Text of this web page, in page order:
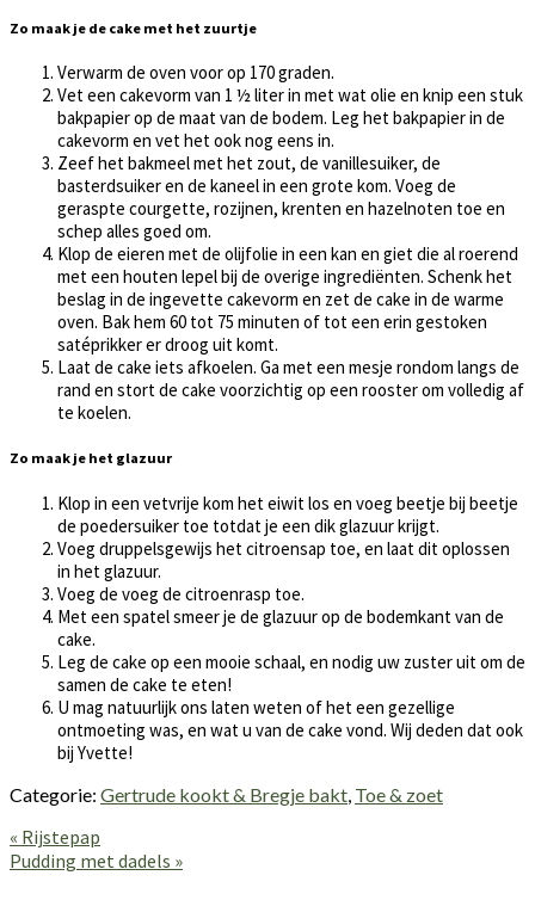
Zo maak je de cake met het zuurtje
Verwarm de oven voor op 170 graden.
Vet een cakevorm van 1 ½ liter in met wat olie en knip een stuk
bakpapier op de maat van de bodem. Leg het bakpapier in de
cakevorm en vet het ook nog eens in.
Zeef het bakmeel met het zout, de vanillesuiker, de
basterdsuiker en de kaneel in een grote kom. Voeg de
geraspte courgette, rozijnen, krenten en hazelnoten toe en
schep alles goed om.
Klop de eieren met de olijfolie in een kan en giet die al roerend
met een houten lepel bij de overige ingrediënten. Schenk het
beslag in de ingevette cakevorm en zet de cake in de warme
oven. Bak hem 60 tot 75 minuten of tot een erin gestoken
satéprikker er droog uit komt.
Laat de cake iets afkoelen. Ga met een mesje rondom langs de
rand en stort de cake voorzichtig op een rooster om volledig af
te koelen.
Zo maak je het glazuur
Klop in een vetvrije kom het eiwit los en voeg beetje bij beetje
de poedersuiker toe totdat je een dik glazuur krijgt.
Voeg druppelsgewijs het citroensap toe, en laat dit oplossen
in het glazuur.
Voeg de voeg de citroenrasp toe.
Met een spatel smeer je de glazuur op de bodemkant van de
cake.
Leg de cake op een mooie schaal, en nodig uw zuster uit om de
samen de cake te eten!
U mag natuurlijk ons laten weten of het een gezellige
ontmoeting was, en wat u van de cake vond. Wij deden dat ook
bij Yvette!
Categorie: Gertrude kookt & Bregje bakt, Toe & zoet
Vorig
bericht:
« Rijstepap
Volgend
Pudding met dadels »